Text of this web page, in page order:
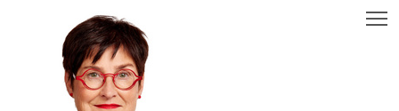
Aktuelle Seite: Bayr zu Übereinkommen über Verbot von